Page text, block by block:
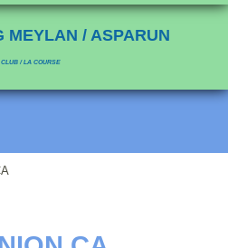
MEYLAN / ASPARUN
/ LA COURSE